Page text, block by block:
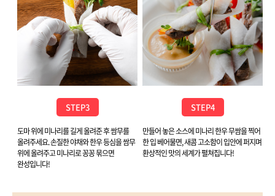
STEP3
도마 위에 미나리를 길게 올려준 후 쌈무를
올려주세요. 손질한 야채와 한우 등심을 쌈무
위에 올려주고 미나리로 꽁꽁 묶으면
완성입니다!
STEP4
만들어 놓은 소스에 미나리 한우 무쌈을 찍어
한 입 베어물면, 새콤 고소함이 입안에 퍼지며
환상적인 맛의 세계가 펼쳐집니다!